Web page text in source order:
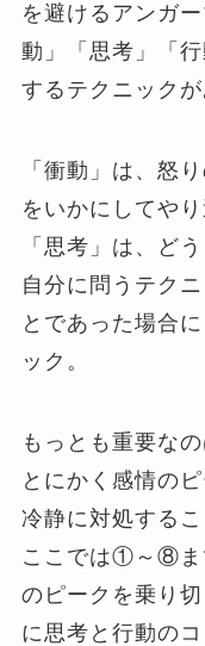
を避けるアンガ
動」「思考」「
するテクニックが
「衝動」は、怒
をいかにしてや
「思考」は、ど
自分に問うテク
とであった場合
ック。
もっとも重要な
とにかく感情の
冷静に対処する
ここでは①～⑧ま
のピークを乗り
に思考と行動の